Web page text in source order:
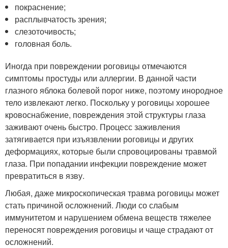
покраснение;
расплывчатость зрения;
слезоточивость;
головная боль.
Иногда при повреждении роговицы отмечаются
симптомы простуды или аллергии. В данной части
глазного яблока болевой порог ниже, поэтому инородное
тело извлекают легко. Поскольку у роговицы хорошее
кровоснабжение, повреждения этой структуры глаза
заживают очень быстро. Процесс заживления
затягивается при изъязвлении роговицы и других
деформациях, которые были спровоцированы травмой
глаза. При попадании инфекции повреждение может
превратиться в язву.
Любая, даже микроскопическая травма роговицы может
стать причиной осложнений. Люди со слабым
иммунитетом и нарушением обмена веществ тяжелее
переносят повреждения роговицы и чаще страдают от
осложнений.